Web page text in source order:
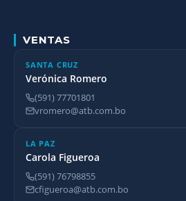
VENTAS
SANTA CRUZ
Verónica Romero
(591) 77701801
vromero@atb.com.bo
LA PAZ
Carola Figueroa
(591) 76798855
cfigueroa@atb.com.bo